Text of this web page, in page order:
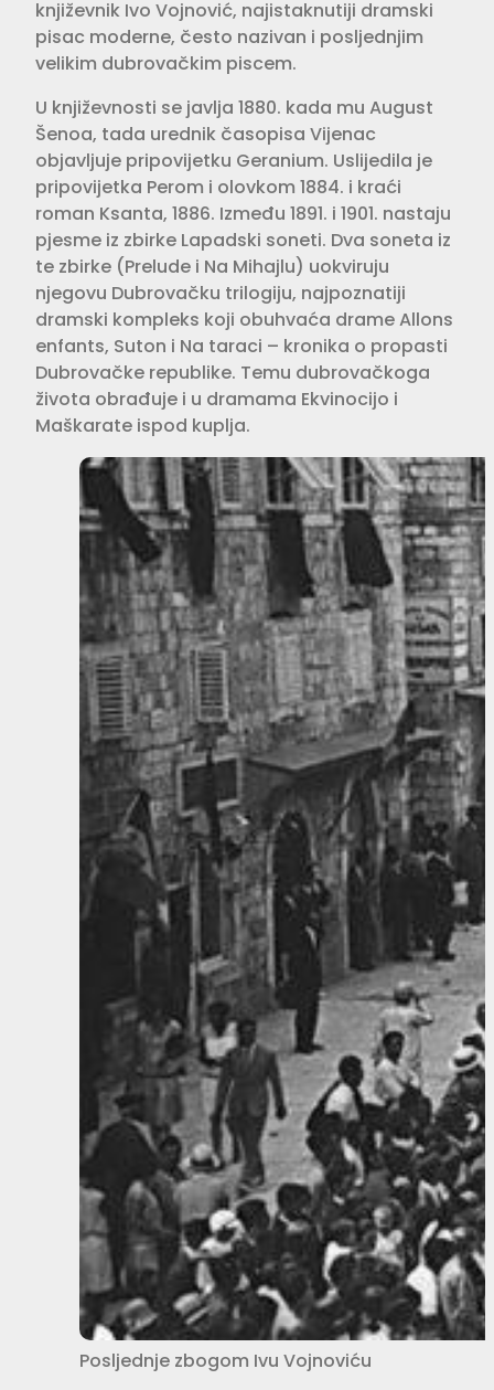
književnik Ivo Vojnović, najistaknutiji dramski
pisac moderne, često nazivan i posljednjim
velikim dubrovačkim piscem.
U književnosti se javlja 1880. kada mu August
Šenoa, tada urednik časopisa Vijenac
objavljuje pripovijetku Geranium. Uslijedila je
pripovijetka Perom i olovkom 1884. i kraći
roman Ksanta, 1886. Između 1891. i 1901. nastaju
pjesme iz zbirke Lapadski soneti. Dva soneta iz
te zbirke (Prelude i Na Mihajlu) uokviruju
njegovu Dubrovačku trilogiju, najpoznatiji
dramski kompleks koji obuhvaća drame Allons
enfants, Suton i Na taraci – kronika o propasti
Dubrovačke republike. Temu dubrovačkoga
života obrađuje i u dramama Ekvinocijo i
Maškarate ispod kuplja.
Posljednje zbogom Ivu Vojnoviću